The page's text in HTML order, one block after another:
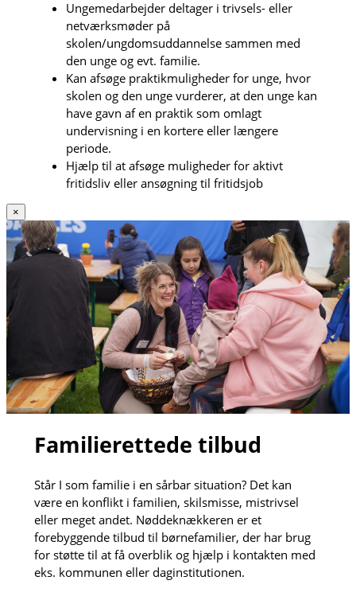
Ungemedarbejder deltager i trivsels- eller
netværksmøder på
skolen/ungdomsuddannelse sammen med
den unge og evt. familie.
Kan afsøge praktikmuligheder for unge, hvor
skolen og den unge vurderer, at den unge kan
have gavn af en praktik som omlagt
undervisning i en kortere eller længere
periode.
Hjælp til at afsøge muligheder for aktivt
fritidsliv eller ansøgning til fritidsjob
×
Familierettede tilbud
Står I som familie i en sårbar situation? Det kan
være en konflikt i familien, skilsmisse, mistrivsel
eller meget andet. Nøddeknækkeren er et
forebyggende tilbud til børnefamilier, der har brug
for støtte til at få overblik og hjælp i kontakten med
eks. kommunen eller daginstitutionen.